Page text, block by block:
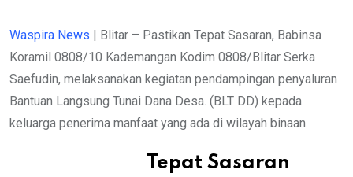
Waspira News | Blitar – Pastikan Tepat Sasaran, Babinsa
Koramil 0808/10 Kademangan Kodim 0808/Blitar Serka
Saefudin, melaksanakan kegiatan pendampingan penyaluran
Bantuan Langsung Tunai Dana Desa. (BLT DD) kepada
keluarga penerima manfaat yang ada di wilayah binaan.
Tepat Sasaran